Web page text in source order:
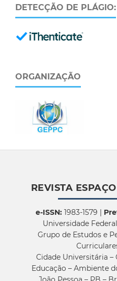
DETECÇÃO DE PLÁGIO:
ORGANIZAÇÃO
REVISTA
e-ISSN:1983-1579 |
Universidade
Grupo de Estudos e
Cidade Universitária –
Educação – Ambiente